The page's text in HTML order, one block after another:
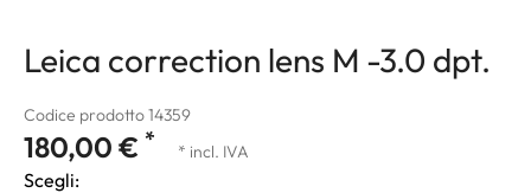
Leica correction lens M -3.0 dpt.
Codice prodotto 14359
180,00 € * * incl. IVA
Scegli: